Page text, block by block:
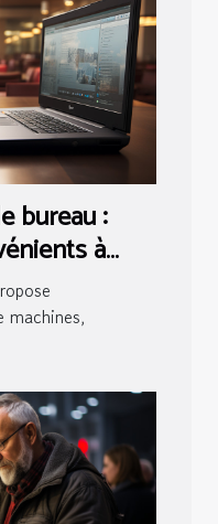
bureau :
à
machines,